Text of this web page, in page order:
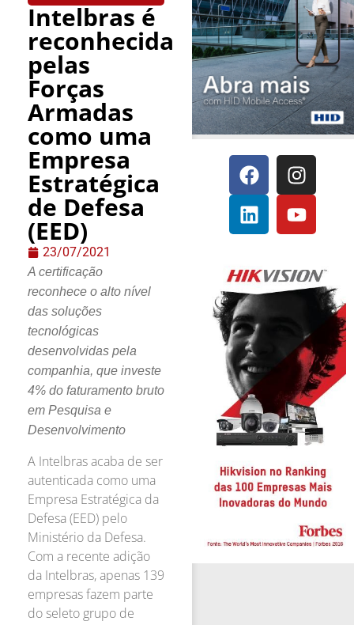
Intelbras é
reconhecida
pelas
Forças
Armadas
como uma
Empresa
Estratégica
de Defesa
(EED)
23/07/2021
A certificação
reconhece o alto nível
das soluções
tecnológicas
desenvolvidas pela
companhia, que investe
4% do faturamento bruto
em Pesquisa e
Desenvolvimento
A Intelbras acaba de ser
autenticada como uma
Empresa Estratégica da
Defesa (EED) pelo
Ministério da Defesa.
Com a recente adição
da Intelbras, apenas 139
empresas fazem parte
do seleto grupo de